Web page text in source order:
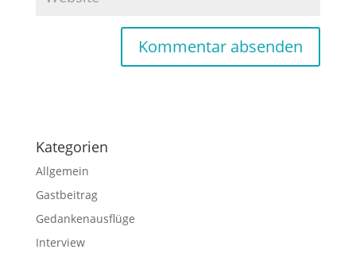
Kategorien
Allgemein
Gastbeitrag
Gedankenausflüge
Interview